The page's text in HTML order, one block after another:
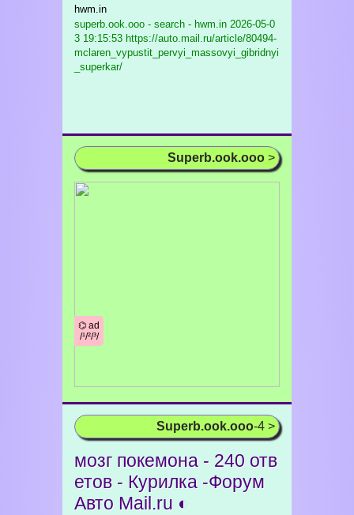
hwm.in
superb.ook.ooo - search - hwm.in 2026-05-0
3 19:15:53 https://auto.mail.ru/article/80494-
mclaren_vypustit_pervyi_massovyi_gibridnyi
_superkar/
Superb.ook.ooo >
⌬ ad
/¹/²/³/
Superb.ook.ooo-4 >
мозг покемона - 240 отв
етов - Курилка -Форум
Авто Mail.ru ◐